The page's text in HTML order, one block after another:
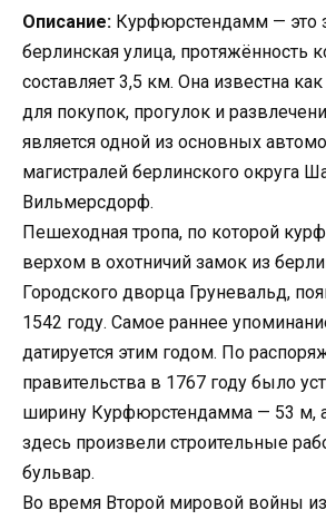
Описание: Курфюрстендамм — это
берлинская улица, протяжённость
составляет 3,5 км. Она известна
для покупок, прогулок и
является одной из основных
магистралей берлинского округа
Вильмерсдорф.
Пешеходная тропа, по которой
верхом в охотничий замок из
Городского дворца Груневальд,
1542 году. Самое раннее
датируется этим годом. По
правительства в 1767 году было
ширину Курфюрстендамма — 53 м,
здесь произвели строительные
бульвар.
Во время Второй мировой войны